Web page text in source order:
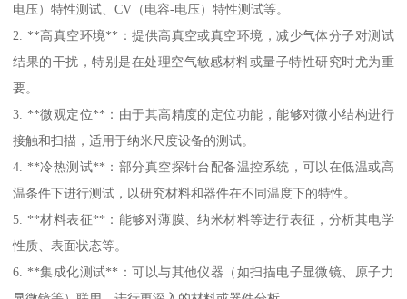
电压）特性测试、CV（电容-电压）特性测试等。
2. **高真空环境**：提供高真空或真空环境，减少气体分子对测试
结果的干扰，特别是在处理空气敏感材料或量子特性研究时尤为重
要。
3. **微观定位**：由于其高精度的定位功能，能够对微小结构进行
接触和扫描，适用于纳米尺度设备的测试。
4. **冷热测试**：部分真空探针台配备温控系统，可以在低温或高
温条件下进行测试，以研究材料和器件在不同温度下的特性。
5. **材料表征**：能够对薄膜、纳米材料等进行表征，分析其电学
性质、表面状态等。
6. **集成化测试**：可以与其他仪器（如扫描电子显微镜、原子力